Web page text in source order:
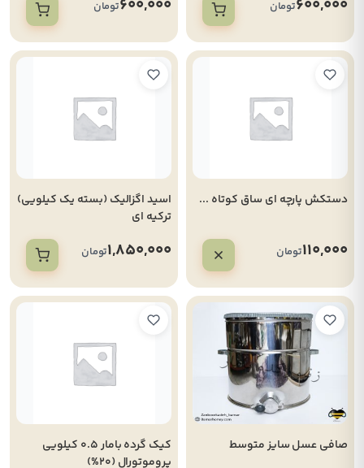
600,000تومان 600,000تومان
دستکش پارچه ای ساق کوتاه ...
110,000تومان
اسید اگزالیک (بسته یک کیلویی)
ترکیه ای
1,850,000تومان
صافی عسل سایز متوسط
کیک گرده بامار 0.5 کیلویی
پروموتورال (20%)